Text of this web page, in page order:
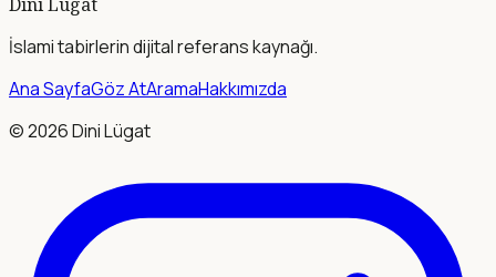
Dini Lügat
İslami tabirlerin dijital referans kaynağı.
Ana SayfaGöz AtAramaHakkımızda
©2026Dini Lügat